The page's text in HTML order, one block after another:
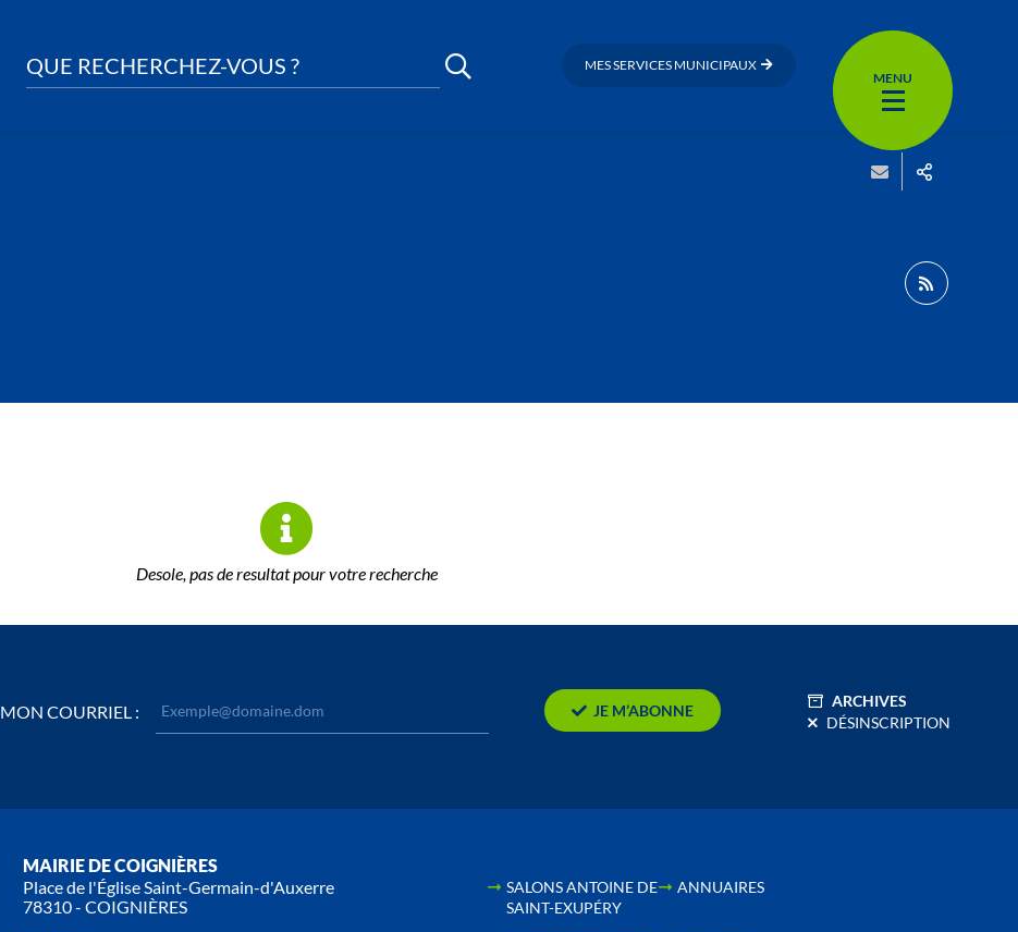
QUE RECHERCHEZ-VOUS ? MES SERVICES MUNICIPAUX
MENU
Desole, pas de resultat pour votre recherche
MON COURRIEL : JE M’ABONNE
ARCHIVES
DÉSINSCRIPTION
MAIRIE DE COIGNIÈRES
Place de l'Église Saint-Germain-d'Auxerre
78310 - COIGNIÈRES
SALONS ANTOINE DE
SAINT-EXUPÉRY
ANNUAIRES